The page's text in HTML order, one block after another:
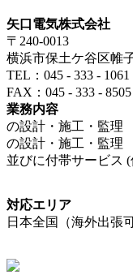
矢口電気株式会社
〒240-0013
横浜市保土ケ谷区帷
TEL：045 - 333 - 1061
FAX：045 - 333 - 8505
業務内容
の設計・施工・監理
の設計・施工・監理
並びに付帯サービス
対応エリア
日本全国（海外出張可